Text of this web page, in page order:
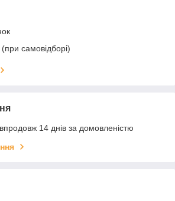
самовідборі)
14 днів за домовленістю